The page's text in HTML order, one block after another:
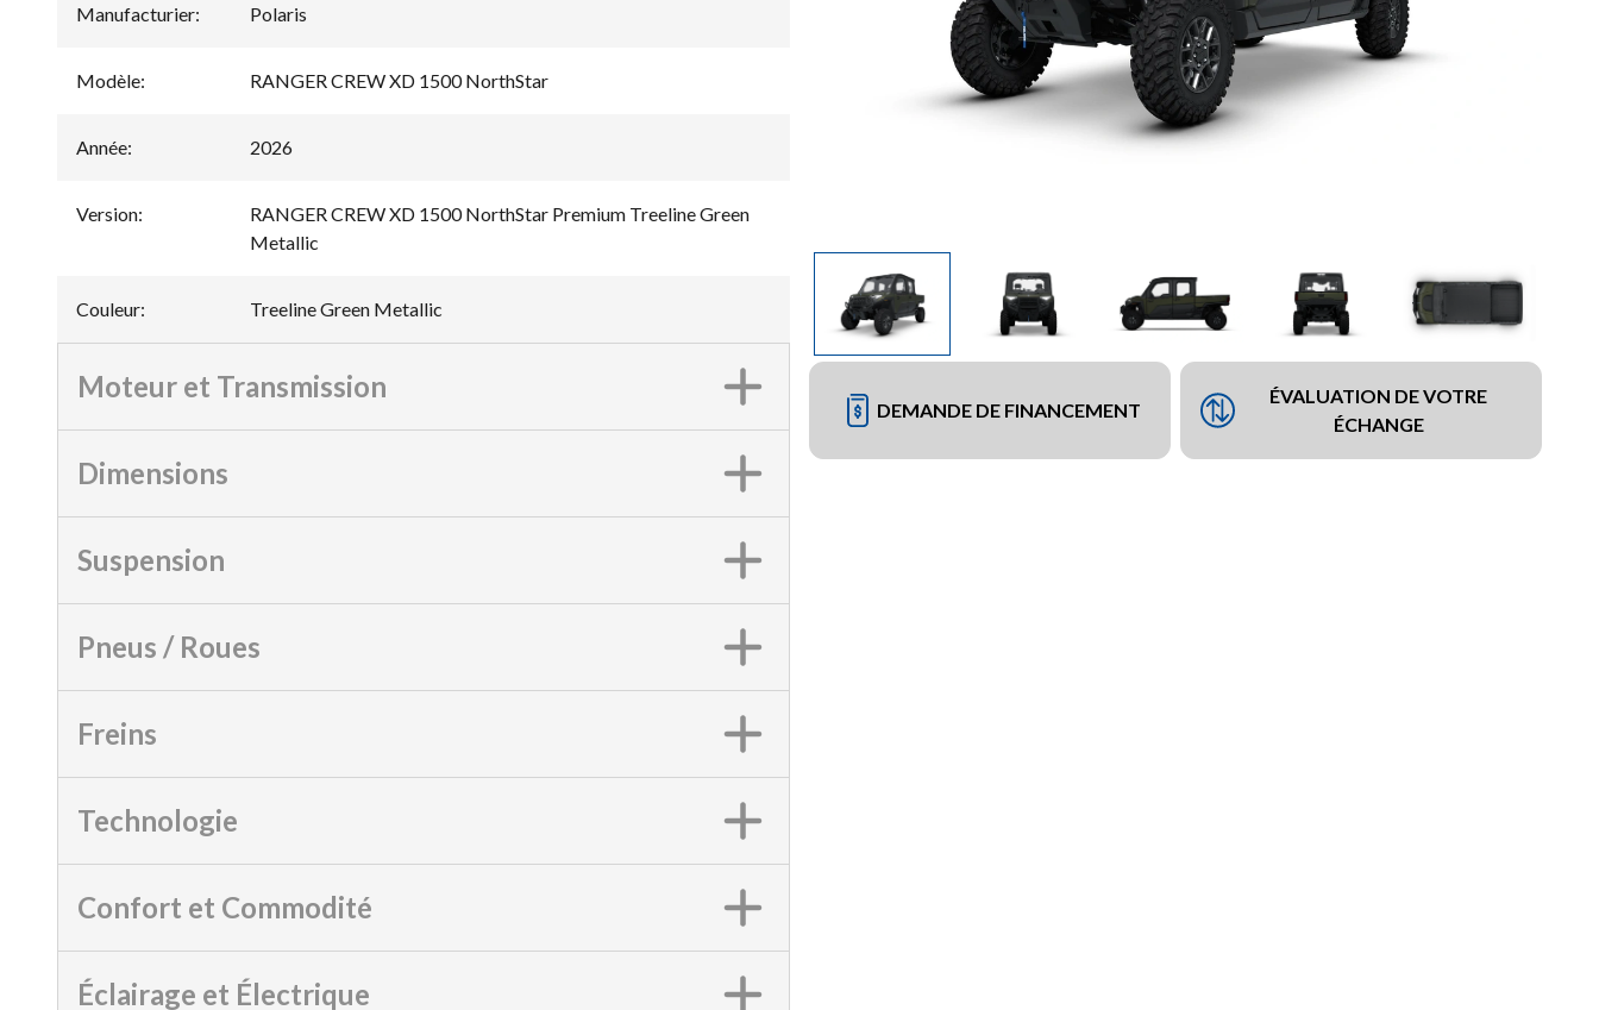
DEMANDE DE FINANCEMENT
ÉVALUATION DE VOTRE
ÉCHANGE
Manufacturier: Polaris
Modèle: RANGER CREW XD 1500 NorthStar
Année: 2026
Version:
RANGER CREW XD 1500 NorthStar Premium Treeline Green
Metallic
Couleur: Treeline Green Metallic
Moteur et Transmission
Dimensions
Suspension
Pneus / Roues
Freins
Technologie
Confort et Commodité
Éclairage et Électrique